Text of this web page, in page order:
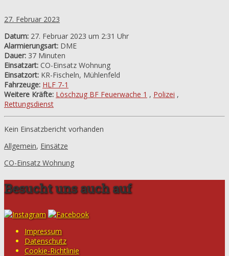
27. Februar 2023
Datum: 27. Februar 2023 um 2:31 Uhr
Alarmierungsart: DME
Dauer: 37 Minuten
Einsatzart: CO-Einsatz Wohnung
Einsatzort: KR-Fischeln, Mühlenfeld
Fahrzeuge: HLF 7-1
Weitere Kräfte: Löschzug BF Feuerwache 1 , Polizei ,
Rettungsdienst
Kein Einsatzbericht vorhanden
Allgemein, Einsätze
CO-Einsatz Wohnung
Besucht uns auch auf
Impressum
Datenschutz
Cookie-Richtlinie